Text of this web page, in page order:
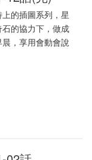
的插圖系列，星
的協力下，做成
，享用會動會說